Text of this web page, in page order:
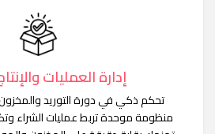
إدارة العمليات
تحكم ذكي في دورة التوريد
منظومة موحدة تربط عمليات الشراء